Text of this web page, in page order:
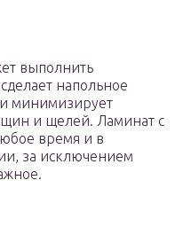
выполнить
напольное
минимизирует
и щелей. Ламинат с
время и в
за исключением